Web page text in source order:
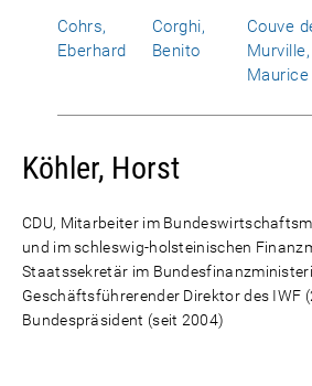
Cohrs,
Eberhard
Corghi,
Benito
Couve
Murville,
Maurice
Köhler, Horst
CDU, Mitarbeiter im
und im schleswig-holsteinischen
Staatssekretär im
Geschäftsführerender Direktor des IWF
Bundespräsident (seit 2004)